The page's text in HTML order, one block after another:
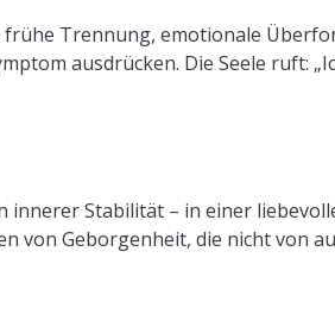
frühe Trennung, emotionale
ausdrücken. Die Seele ruft:
innerer Stabilität – in einer
von Geborgenheit, die nicht von